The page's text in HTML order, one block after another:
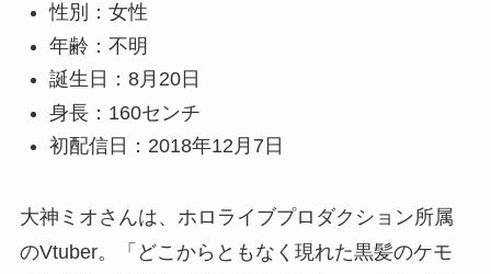
性別：女性
年齢：不明
誕生日：8月20日
身長：160センチ
初配信日：2018年12月7日
大神ミオさんは、ホロライブプロダクション所属
のVtuber。「どこからともなく現れた黒髪のケモ